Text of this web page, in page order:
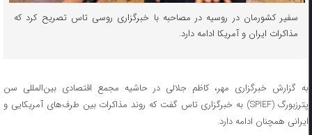
سفیر کشورمان در روسیه در مصاحبه با خبرگزاری روسی تاس تصریح کرد که
مذاکرات ایران و آمریکا ادامه دارد.
به گزارش خبرگزاری مهر، کاظم جلالی در حاشیه مجمع اقتصادی بین‌المللی سن
پترزبورگ (SPIEF) به خبرگزاری تاس گفت که روند مذاکرات بین طرف‌های آمریکایی و
ایرانی همچنان ادامه دارد.